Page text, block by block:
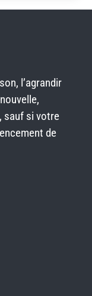
l’agrandir
sauf si votre
de